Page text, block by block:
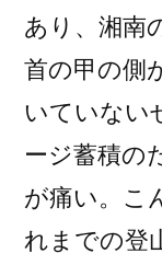
あり、湘南
首の甲の側
いていない
ージ蓄積の
が痛い。こ
れまでの登